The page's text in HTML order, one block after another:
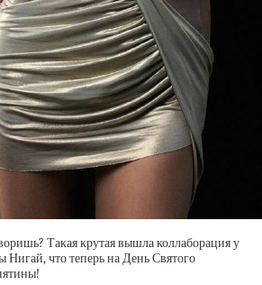
Такая крутая вышла коллаборация у
что теперь на День Святого